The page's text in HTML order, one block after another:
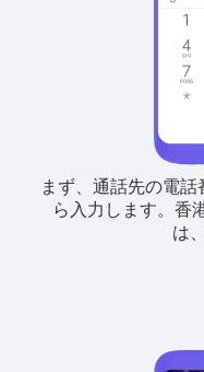
まず、通話先の電
ら入力します。 香
は、